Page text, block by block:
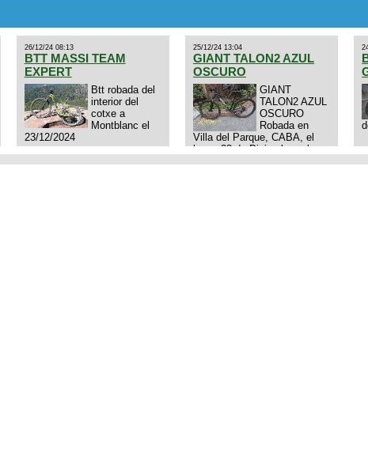
26/12/24 08:13
BTT MASSI TEAM
EXPERT
Btt robada del
interior del
cotxe a
Montblanc el
23/12/2024
25/12/24 13:04
GIANT TALON2 AZUL
OSCURO
GIANT
TALON2 AZUL
OSCURO
Robada en
Villa del Parque, CABA, el
lunes 23 de Diciembre a las